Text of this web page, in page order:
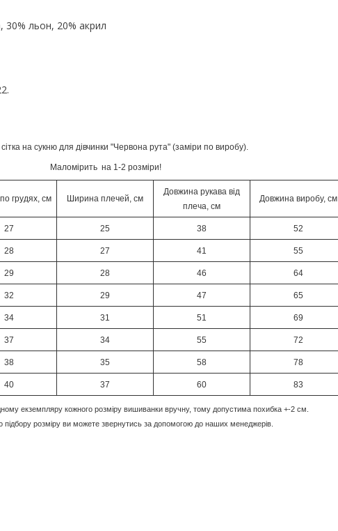
30% льон, 20% акрил
на сукню для дівчинки "Червона рута" (заміри по виробу).
Маломірить на 1-2 розміри!
грудях, см Ширина плечей, см
Довжина рукава від
плеча, см
Довжина виробу, см
27 25 38 52
28 27 41 55
29 28 46 64
32 29 47 65
34 31 51 69
37 34 55 72
38 35 58 78
40 37 60 83
екземпляру кожного розміру вишиванки вручну, тому допустима похибка +-2 см.
підбору розміру ви можете звернутись за допомогою до наших менеджерів.